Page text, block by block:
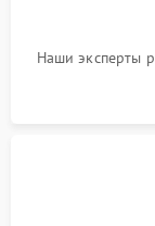
Наши эксперты